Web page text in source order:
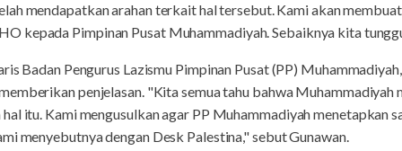
mendapatkan arahan terkait hal tersebut. Kami akan
kepada Pimpinan Pusat Muhammadiyah. Sebaiknya kita
Badan Pengurus Lazismu Pimpinan Pusat (PP)
penjelasan. "Kita semua tahu bahwa Muhammadiyah
itu. Kami mengusulkan agar PP Muhammadiyah menetapkan
menyebutnya dengan Desk Palestina," sebut Gunawan.